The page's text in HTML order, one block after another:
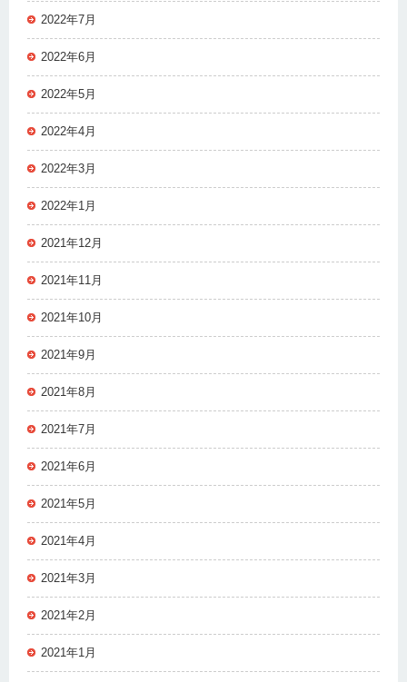
2022年7月
2022年6月
2022年5月
2022年4月
2022年3月
2022年1月
2021年12月
2021年11月
2021年10月
2021年9月
2021年8月
2021年7月
2021年6月
2021年5月
2021年4月
2021年3月
2021年2月
2021年1月